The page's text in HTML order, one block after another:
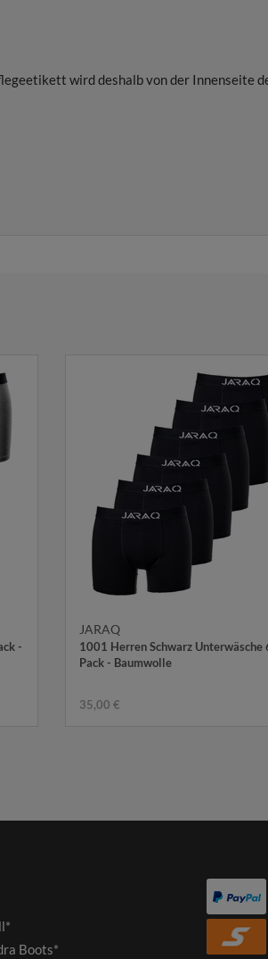
wird deshalb von der Innenseite
-
JARAQ
1001 Herren Schwarz Unterwäsche
Pack - Baumwolle
35,00 €
Boots*